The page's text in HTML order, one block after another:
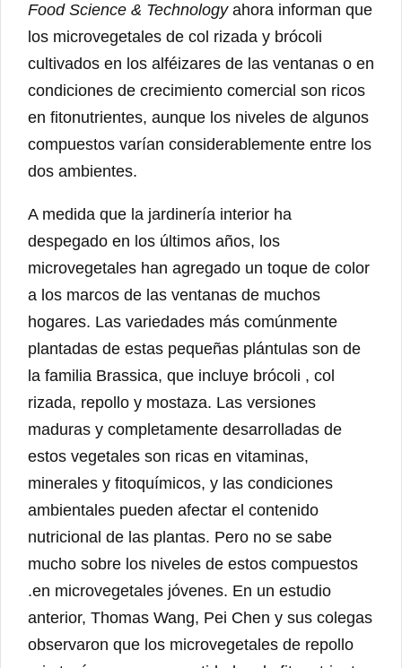
Food Science & Technologyahora informan que
los microvegetales de col rizada y brócoli
cultivados en los alféizares de las ventanas o en
condiciones de crecimiento comercial son ricos
en fitonutrientes, aunque los niveles de algunos
compuestos varían considerablemente entre los
dos ambientes.
A medida que la jardinería interior ha
despegado en los últimos años, los
microvegetales han agregado un toque de color
a los marcos de las ventanas de muchos
hogares. Las variedades más comúnmente
plantadas de estas pequeñas plántulas son de
la familia Brassica, que incluye brócoli , col
rizada, repollo y mostaza. Las versiones
maduras y completamente desarrolladas de
estos vegetales son ricas en vitaminas,
minerales y fitoquímicos, y las condiciones
ambientales pueden afectar el contenido
nutricional de las plantas. Pero no se sabe
mucho sobre los niveles de estos compuestos
.en microvegetales jóvenes. En un estudio
anterior, Thomas Wang, Pei Chen y sus colegas
observaron que los microvegetales de repollo